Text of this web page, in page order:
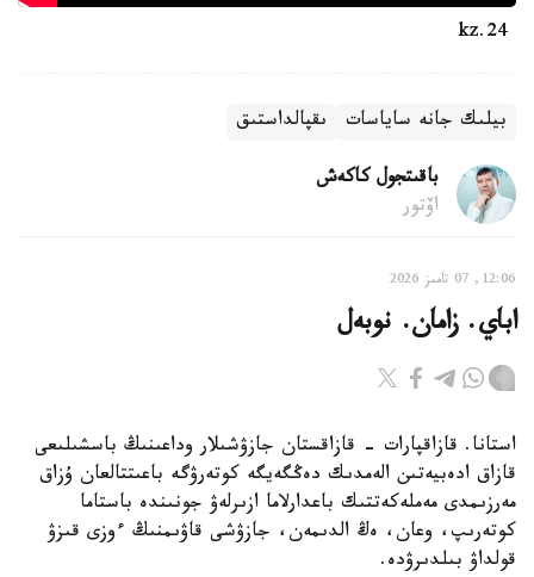
بيلىك جانە ساياسات ىقپالداستىق
باقىتجول كاكەش
اۆتور
12:06, 07 تامىز 2026
اباي. زامان. نوبەل
استانا. قازاقپارات - قازاقستان جازۋشىلار وداعىنىڭ باسشىلىعى
قازاق ادەبيەتىن الەمدىك دەڭگەيگە كوتەرۋگە باعىتتالعان ۇزاق
مەرزىمدى مەملەكەتتىك باعدارلاما ازىرلەۋ جونىندە باستاما
كوتەرىپ، وعان، ەڭ الدىمەن، جازۋشى قاۋىمنىڭ ءوزى قىزۋ
قولداۋ بىلدىرۋدە.